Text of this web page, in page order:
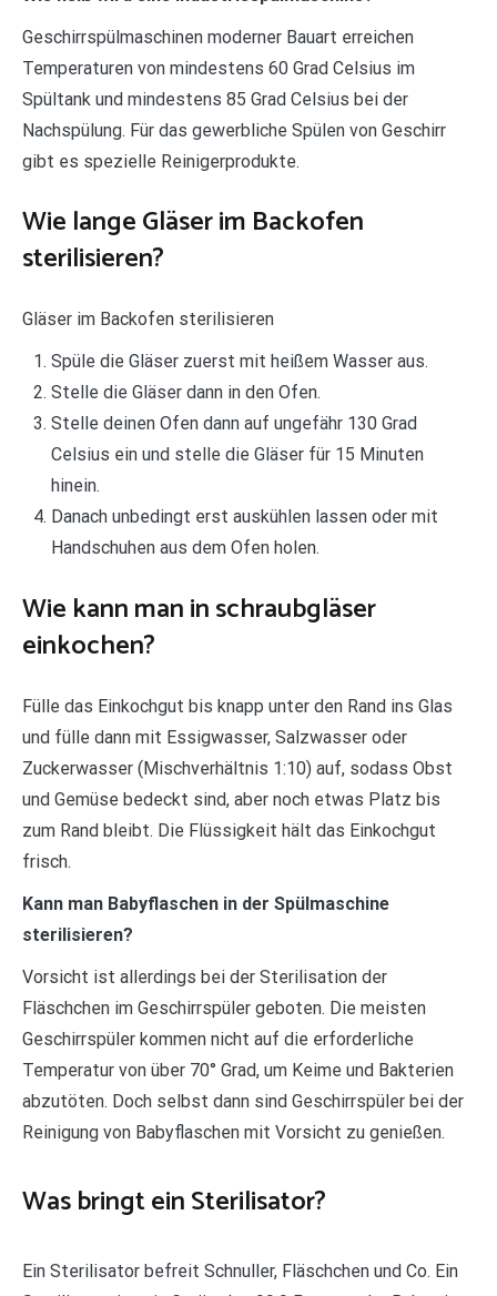
Geschirrspülmaschinen moderner Bauart erreichen
Temperaturen von mindestens 60 Grad Celsius im
Spültank und mindestens 85 Grad Celsius bei der
Nachspülung. Für das gewerbliche Spülen von Geschirr
gibt es spezielle Reinigerprodukte.
Wie lange Gläser im Backofen
sterilisieren?
Gläser im Backofen sterilisieren
Spüle die Gläser zuerst mit heißem Wasser aus.
Stelle die Gläser dann in den Ofen.
Stelle deinen Ofen dann auf ungefähr 130 Grad
Celsius ein und stelle die Gläser für 15 Minuten
hinein.
Danach unbedingt erst auskühlen lassen oder mit
Handschuhen aus dem Ofen holen.
Wie kann man in schraubgläser
einkochen?
Fülle das Einkochgut bis knapp unter den Rand ins Glas
und fülle dann mit Essigwasser, Salzwasser oder
Zuckerwasser (Mischverhältnis 1:10) auf, sodass Obst
und Gemüse bedeckt sind, aber noch etwas Platz bis
zum Rand bleibt. Die Flüssigkeit hält das Einkochgut
frisch.
Kann man Babyflaschen in der Spülmaschine
sterilisieren?
Vorsicht ist allerdings bei der Sterilisation der
Fläschchen im Geschirrspüler geboten. Die meisten
Geschirrspüler kommen nicht auf die erforderliche
Temperatur von über 70° Grad, um Keime und Bakterien
abzutöten. Doch selbst dann sind Geschirrspüler bei der
Reinigung von Babyflaschen mit Vorsicht zu genießen.
Was bringt ein Sterilisator?
Ein Sterilisator befreit Schnuller, Fläschchen und Co. Ein